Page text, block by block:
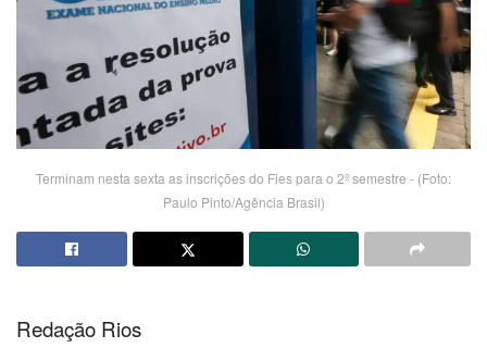
Terminam nesta sexta as inscrições do Fies para o 2º semestre - (Foto:
Paulo Pinto/Agência Brasil)
Redação Rios